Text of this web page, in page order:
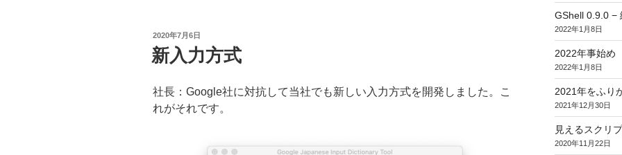
投
稿
日:
2020年7月6日
新入力方式
社長：Google社に対抗して当社でも新しい入力方式を開発しました。こ
れがそれです。
GShell 0.9.0 −
2022年1月8日
2022年事始め
2022年1月8日
2021年をふり
2021年12月30日
見えるスクリ
2020年11月22日